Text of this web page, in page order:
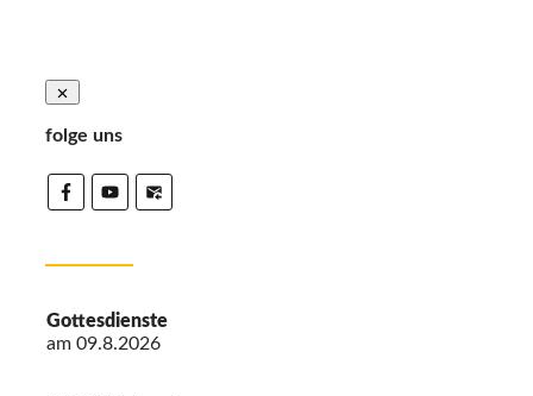
folge uns
Gottesdienste
am 09.8.2026